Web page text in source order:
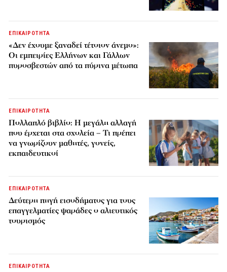
ΕΠΙΚΑΙΡΟΤΗΤΑ
«Δεν έχουμε ξαναδεί τέτοιον άνεμο»:
Οι εμπειρίες Ελλήνων και Γάλλων
πυροσβεστών από τα πύρινα μέτωπα
ΕΠΙΚΑΙΡΟΤΗΤΑ
Πολλαπλό βιβλίο: Η μεγάλη αλλαγή
που έρχεται στα σχολεία – Τι πρέπει
να γνωρίζουν μαθητές, γονείς,
εκπαιδευτικοί
ΕΠΙΚΑΙΡΟΤΗΤΑ
Δεύτερη πηγή εισοδήματος για τους
επαγγελματίες ψαράδες ο αλιευτικός
τουρισμός
ΕΠΙΚΑΙΡΟΤΗΤΑ